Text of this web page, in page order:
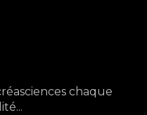
chaque